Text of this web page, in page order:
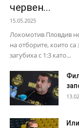
червен...
15.05.2025
Локомотив Пловдив
на отборите, които
загубиха с 1:3 като...